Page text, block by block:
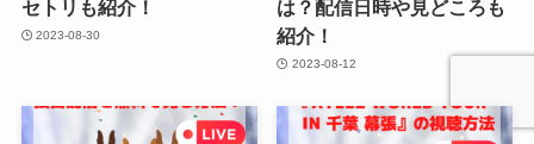
セトリも紹介！
2023-08-30
は？配信日時や見どころも
紹介！
2023-08-12